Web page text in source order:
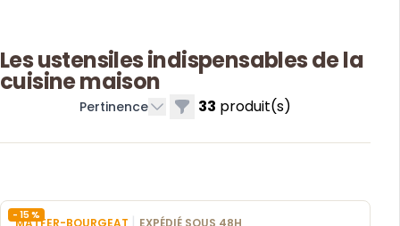
Les ustensiles indispensables de la
cuisine maison
Pertinence Filtres
33 produit(s)
- 15 %
MATFER-BOURGEAT EXPÉDIÉ SOUS 48H